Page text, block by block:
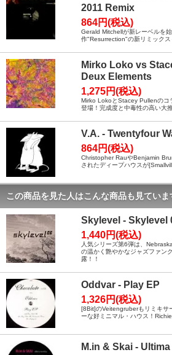
2011 Remix
864円(税込)
Gerald Mitchellが新レーベルを
作"Resurrection"の新リミック
Mirko Loko vs
Deux Elements
1,275円(税込)
Mirko LokoとStacey Pullenのコ
登場！完成度と中毒性の高い大
V.A. - Twentyfour
864円(税込)
Christopher RauやBenjamin
されたディープハウスが
この商品を見た人はこんな商品も見ていま
Skylevel - Skylevel
1,440円(税込)
人気シリーズ第6弾は、
の温かく艶やかなジャズファン
露！！
Oddvar - Play EP
1,326円(税込)
[8Bit]のVeitengruberもリミキサ
ーな好ミニマル・ハウス！
M.in & Skai -